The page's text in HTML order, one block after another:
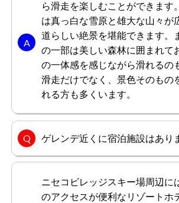
ら滑走を楽しむことができます
は真っ白な雪原と雄大な山々が
道らしい絶景を堪能できます。
の一部は美しい森林に囲まれて
の一体感を感じながら滑れるの
滑走だけでなく、景色そのもの
れる方も多くいます。
ゲレンデ近くに宿泊施設はあり
ニセコビレッジスキー場周辺に
のアクセスが便利なリゾートホ